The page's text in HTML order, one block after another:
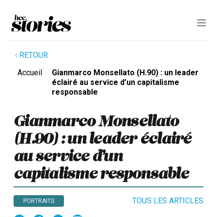
RETOUR
Accueil
Gianmarco Monsellato (H.90) : un leader
éclairé au service d’un capitalisme
responsable
Gianmarco Monsellato
(H.90) : un leader éclairé
au service d’un
capitalisme responsable
PORTRAITS TOUS LES ARTICLES